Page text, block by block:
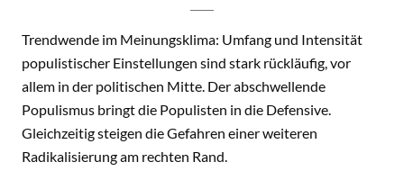
Trendwende im Meinungsklima: Umfang und Intensität
populistischer Einstellungen sind stark rückläufig, vor
allem in der politischen Mitte. Der abschwellende
Populismus bringt die Populisten in die Defensive.
Gleichzeitig steigen die Gefahren einer weiteren
Radikalisierung am rechten Rand.